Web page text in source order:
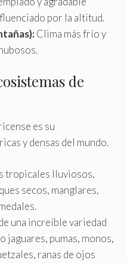
por la altitud.
Clima más frío y
de
es su
y densas del mundo.
tropicales lluviosos,
secos, manglares,
una increíble variedad
jaguares, pumas, monos,
ranas de ojos